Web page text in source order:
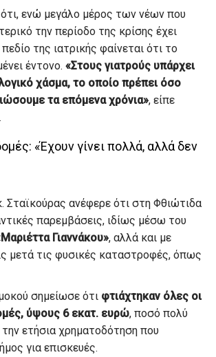
ενώ μεγάλο μέρος των νέων που
την περίοδο της κρίσης έχει
της ιατρικής φαίνεται ότι το
έντονο. «Στους γιατρούς υπάρχει
χάσμα, το οποίο πρέπει όσο
τα επόμενα χρόνια», είπε
«Έχουν γίνει πολλά, αλλά δεν
Σταϊκούρας ανέφερε ότι στη Φθιώτιδα
παρεμβάσεις, ιδίως μέσω του
Γιαννάκου», αλλά και με
μετά τις φυσικές καταστροφές, όπως
σημείωσε ότι φτιάχτηκαν όλες οι
ύψους 6 εκατ. ευρώ, ποσό πολύ
ετήσια χρηματοδότηση που
για επισκευές.